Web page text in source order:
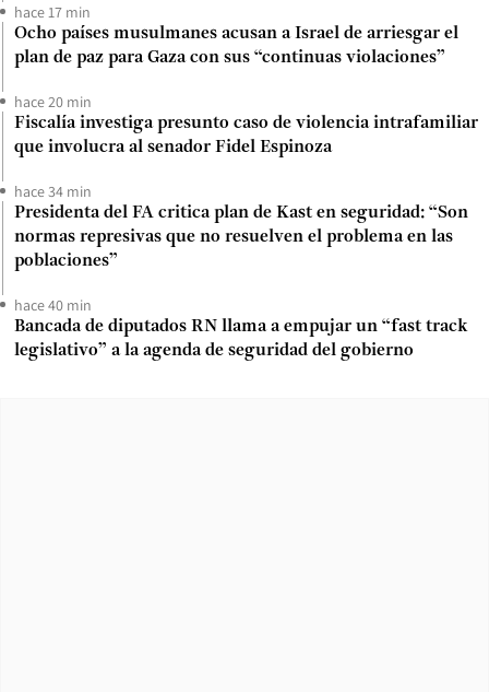
hace 17 min
Ocho países musulmanes acusan a Israel de arriesgar el
plan de paz para Gaza con sus “continuas violaciones”
hace 20 min
Fiscalía investiga presunto caso de violencia intrafamiliar
que involucra al senador Fidel Espinoza
hace 34 min
Presidenta del FA critica plan de Kast en seguridad: “Son
normas represivas que no resuelven el problema en las
poblaciones”
hace 40 min
Bancada de diputados RN llama a empujar un “fast track
legislativo” a la agenda de seguridad del gobierno